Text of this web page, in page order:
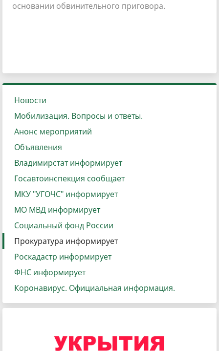
основании обвинительного приговора.
Новости
Мобилизация. Вопросы и ответы.
Анонс мероприятий
Объявления
Владимирстат информирует
Госавтоинспекция сообщает
МКУ "УГОЧС" информирует
МО МВД информирует
Социальный фонд России
Прокуратура информирует
Роскадастр информирует
ФНС информирует
Коронавирус. Официальная информация.